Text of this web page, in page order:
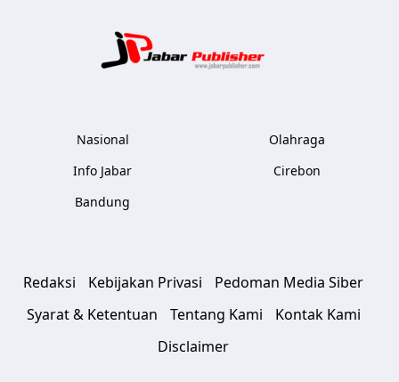
Nasional
Info Jabar
Bandung
Olahraga
Cirebon
Redaksi Kebijakan Privasi
Pedoman Media Siber
Syarat & Ketentuan
Tentang Kami
Kontak Kami
Disclaimer